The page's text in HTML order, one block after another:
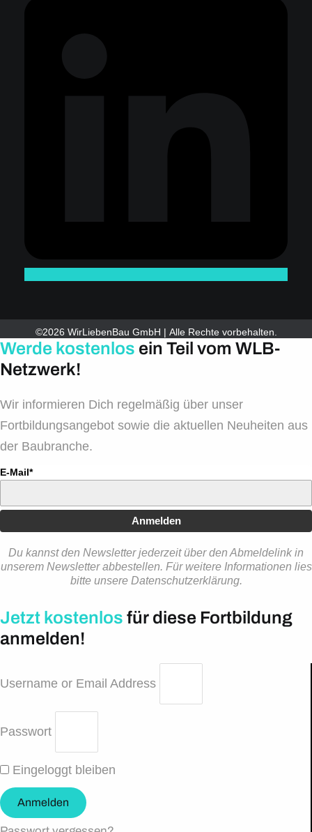
©2026 WirLiebenBau GmbH | Alle Rechte vorbehalten.
Werde kostenlos ein Teil vom WLB-
Netzwerk!
Wir informieren Dich regelmäßig über unser
Fortbildungsangebot sowie die aktuellen Neuheiten aus
der Baubranche.
E-Mail*
Anmelden
Du kannst den Newsletter jederzeit über den Abmeldelink in
unserem Newsletter abbestellen. Für weitere Informationen lies
bitte unsere Datenschutzerklärung.
Jetzt kostenlos für diese Fortbildung
anmelden!
Username or Email Address
Passwort
Eingeloggt bleiben
Anmelden